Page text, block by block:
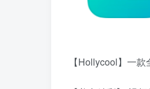
【Hollycool】一